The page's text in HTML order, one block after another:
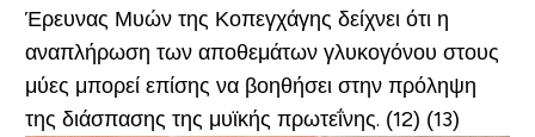
Έρευνας Μυών της Κοπεγχάγης δείχνει ότι η
αναπλήρωση των αποθεμάτων γλυκογόνου στους
μύες μπορεί επίσης να βοηθήσει στην πρόληψη
της διάσπασης της μυϊκής πρωτεΐνης. (12) (13)